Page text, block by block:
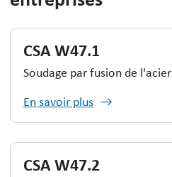
CSA W47.1
Soudage par fusion de l'acier
En savoir plus
CSA W47.2